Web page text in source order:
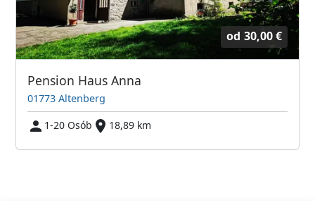
od 30,00 €
Pension Haus Anna
01773 Altenberg
1-20 Osób
18,89 km